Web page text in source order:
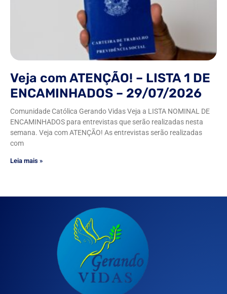
Veja com ATENÇÃO! – LISTA 1 DE
ENCAMINHADOS – 29/07/2026
Comunidade Católica Gerando Vidas Veja a LISTA NOMINAL DE
ENCAMINHADOS para entrevistas que serão realizadas nesta
semana. Veja com ATENÇÃO! As entrevistas serão realizadas
com
Leia mais »